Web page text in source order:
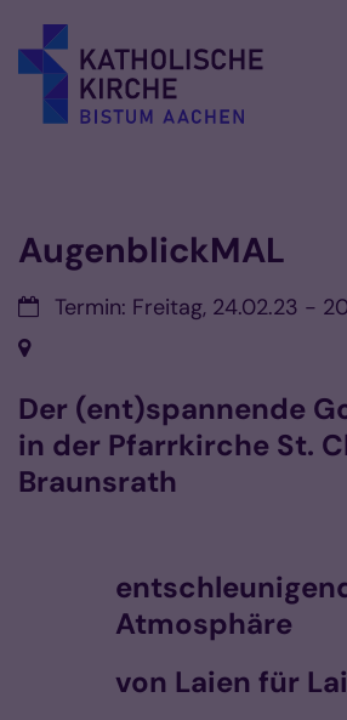
AugenblickMAL
Datum:Termin: Freitag, 24.02.23 -
Ort:
Der (ent)spannende
in der Pfarrkirche St.
Braunsrath
Atmosphäre
von Laien für